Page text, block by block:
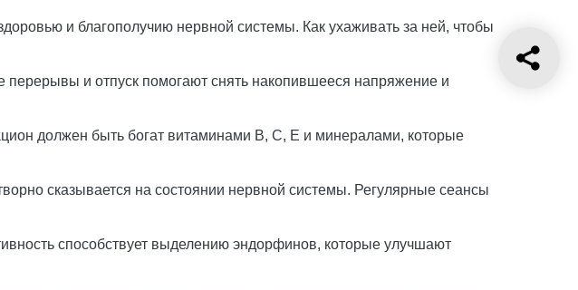
и благополучию нервной системы. Как ухаживать за ней, чтобы
и отпуск помогают снять накопившееся напряжение и
должен быть богат витаминами В, С, Е и минералами, которые
сказывается на состоянии нервной системы. Регулярные сеансы
способствует выделению эндорфинов, которые улучшают